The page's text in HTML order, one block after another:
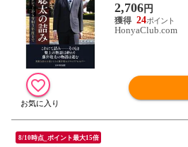
2,706円
24
HonyaClub.com
8/10時点_ポイント最大15倍